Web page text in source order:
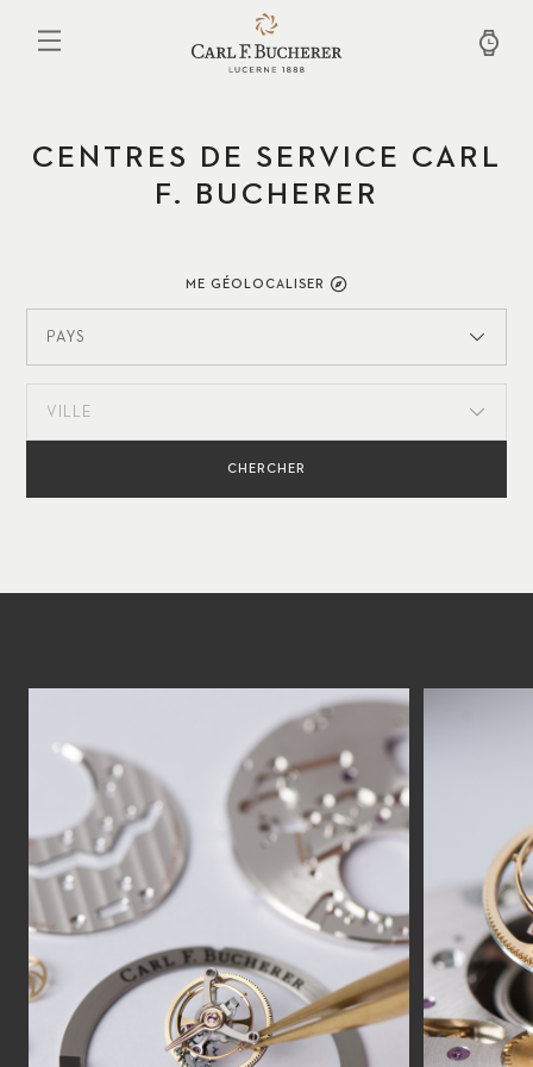
contenu
CENTRES DE SERVICE CARL
F. BUCHERER
ME GÉOLOCALISER
PAYS
VILLE
CHERCHER